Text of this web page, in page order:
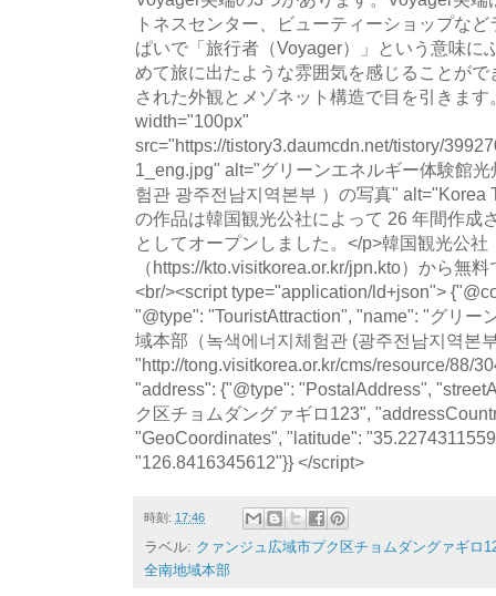
時刻: 17:46
ラベル: クァンジュ広域市プク区チョムダングァギロ
全南地域本部